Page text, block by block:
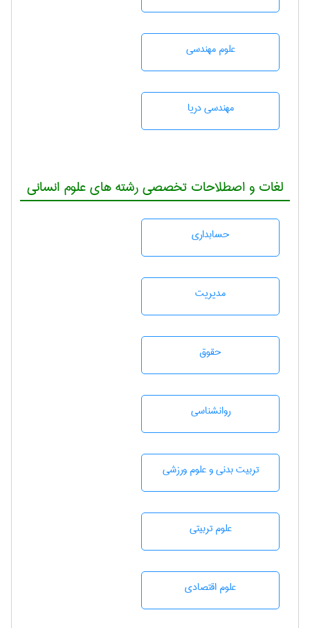
علوم مهندسی
مهندسی دریا
لغات و اصطلاحات تخصصی رشته های علوم انسانی
حسابداری
مديريت
حقوق
روانشناسی
تربيت بدنی و علوم ورزشی
علوم تربيتی
علوم اقتصادی